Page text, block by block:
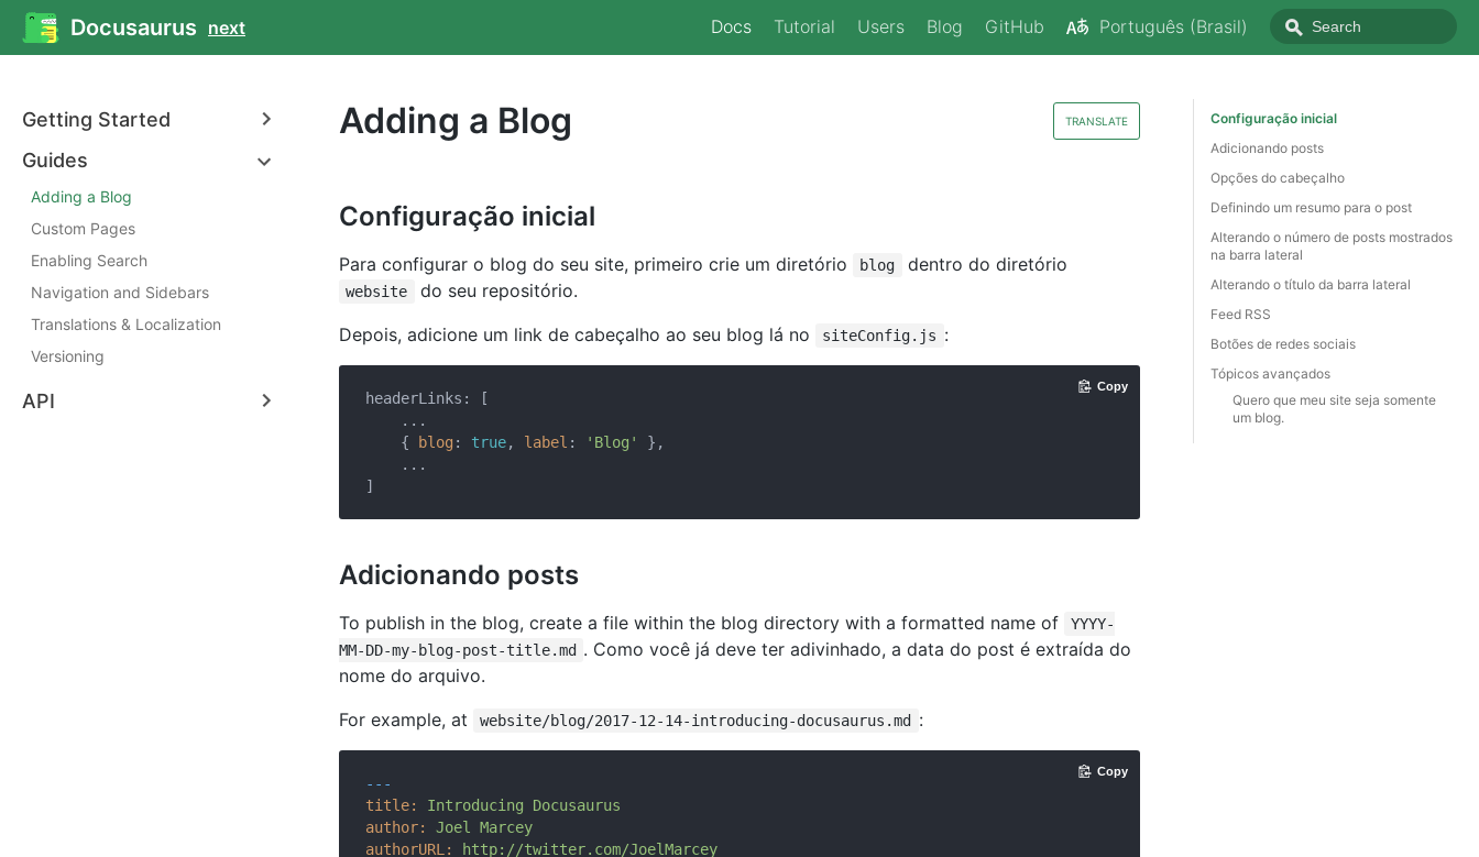
Docusaurus next Docs Tutorial Users Blog GitHub Português (Brasil)
Getting Started
Guides
Adding a Blog
Custom Pages
Enabling Search
Navigation and Sidebars
Translations & Localization
Versioning
API
TRANSLATE
Adding a Blog
Configuração inicial
Para configurar o blog do seu site, primeiro crie um diretório blog dentro do diretório
website
do seu repositório.
Depois, adicione um link de cabeçalho ao seu blog lá no
siteConfig.js :
headerLinks: [
    ...
    {
blog : true, label : 'Blog'
},
    ...
Copy
Adicionando posts
To publish in the blog, create a file within the blog directory with a formatted name of
YYYY-
MM-DD-my-blog-post-title.md . Como você já deve ter adivinhado, a data do post é extraída do
nome do arquivo.
For example, at
website/blog/2017-12-14-introducing-docusaurus.md :
---
title:
Introducing
Docusaurus
author:
Joel
Marcey
authorURL:
http://twitter.com/JoelMarcey
Copy
Configuração inicial
Adicionando posts
Opções do cabeçalho
Definindo um resumo para o post
Alterando o número de posts mostrados
na barra lateral
Alterando o título da barra lateral
Feed RSS
Botões de redes sociais
Tópicos avançados
Quero que meu site seja somente
um blog.